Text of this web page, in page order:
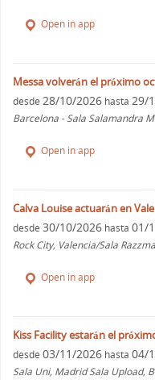
Open in app
Messa volverán el próximo
desde 28/10/2026 hasta 29/
Barcelona - Sala Salamandra
Open in app
Calva Louise actuarán en
desde 30/10/2026 hasta 01/
Rock City, Valencia/Sala
Open in app
Kiss Facility estarán el
desde 03/11/2026 hasta 04/
Sala Uni, Madrid Sala Upload,